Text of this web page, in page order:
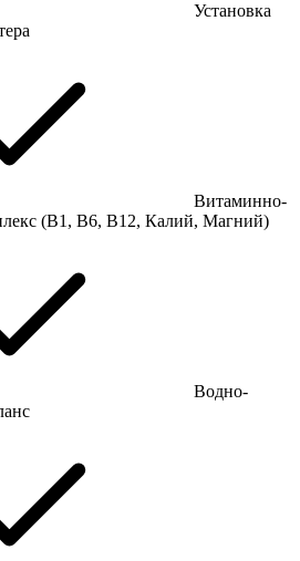
Установка
Витаминно-
(В1, В6, В12, Калий, Магний)
Водно-